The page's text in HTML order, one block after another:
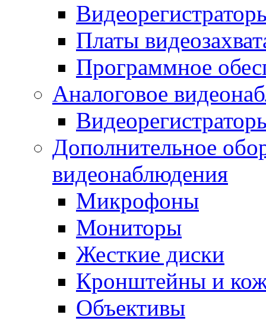
Платы
Программное
Аналоговое
Дополнительное
видеонаблюдения
Микрофоны
Мониторы
Жесткие диски
Кронштейны и
Объективы